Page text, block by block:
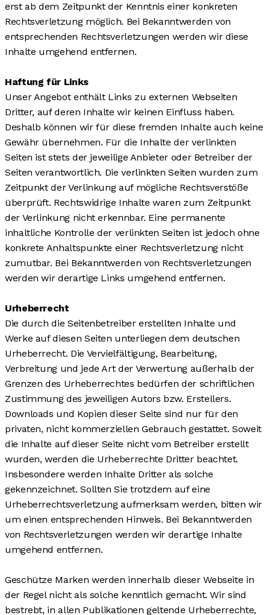
erst ab dem Zeitpunkt der Kenntnis einer konkreten
Rechtsverletzung möglich. Bei Bekanntwerden von
entsprechenden Rechtsverletzungen werden wir diese
Inhalte umgehend entfernen.
Haftung für Links
Unser Angebot enthält Links zu externen Webseiten
Dritter, auf deren Inhalte wir keinen Einfluss haben.
Deshalb können wir für diese fremden Inhalte auch keine
Gewähr übernehmen. Für die Inhalte der verlinkten
Seiten ist stets der jeweilige Anbieter oder Betreiber der
Seiten verantwortlich. Die verlinkten Seiten wurden zum
Zeitpunkt der Verlinkung auf mögliche Rechtsverstöße
überprüft. Rechtswidrige Inhalte waren zum Zeitpunkt
der Verlinkung nicht erkennbar. Eine permanente
inhaltliche Kontrolle der verlinkten Seiten ist jedoch ohne
konkrete Anhaltspunkte einer Rechtsverletzung nicht
zumutbar. Bei Bekanntwerden von Rechtsverletzungen
werden wir derartige Links umgehend entfernen.
Urheberrecht
Die durch die Seitenbetreiber erstellten Inhalte und
Werke auf diesen Seiten unterliegen dem deutschen
Urheberrecht. Die Vervielfältigung, Bearbeitung,
Verbreitung und jede Art der Verwertung außerhalb der
Grenzen des Urheberrechtes bedürfen der schriftlichen
Zustimmung des jeweiligen Autors bzw. Erstellers.
Downloads und Kopien dieser Seite sind nur für den
privaten, nicht kommerziellen Gebrauch gestattet. Soweit
die Inhalte auf dieser Seite nicht vom Betreiber erstellt
wurden, werden die Urheberrechte Dritter beachtet.
Insbesondere werden Inhalte Dritter als solche
gekennzeichnet. Sollten Sie trotzdem auf eine
Urheberrechtsverletzung aufmerksam werden, bitten wir
um einen entsprechenden Hinweis. Bei Bekanntwerden
von Rechtsverletzungen werden wir derartige Inhalte
umgehend entfernen.
Geschütze Marken werden innerhalb dieser Webseite in
der Regel nicht als solche kenntlich gemacht. Wir sind
bestrebt, in allen Publikationen geltende Urheberrechte,